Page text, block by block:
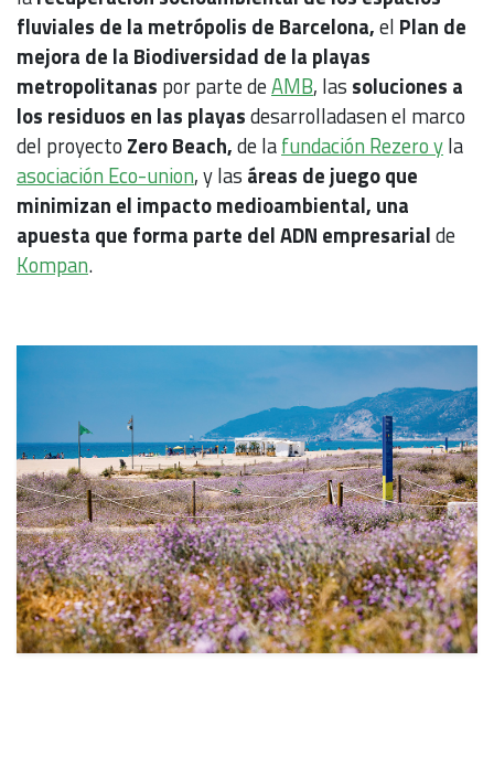
fluviales de la metrópolis de Barcelona,el Plan de
mejora de la Biodiversidad de la playas
metropolitanas por parte deAMB, las soluciones a
los residuos en las playasdesarrolladasen el marco
del proyecto Zero Beach,de lafundación Rezero yla
asociación Eco-union, y las áreas de juego que
minimizan el impacto medioambiental, una
apuesta que forma parte del ADN empresarialde
Kompan.